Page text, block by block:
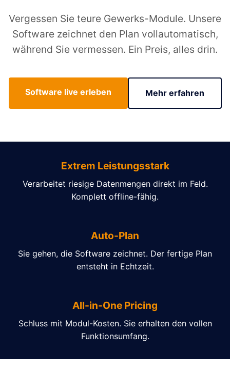
Vergessen Sie teure Gewerks-Module. Unsere
Software zeichnet den Plan vollautomatisch,
während Sie vermessen. Ein Preis, alles drin.
Software live erleben Mehr erfahren
Extrem Leistungsstark
Verarbeitet riesige Datenmengen direkt im Feld.
Komplett offline-fähig.
Auto-Plan
Sie gehen, die Software zeichnet. Der fertige Plan
entsteht in Echtzeit.
All-in-One Pricing
Schluss mit Modul-Kosten. Sie erhalten den vollen
Funktionsumfang.